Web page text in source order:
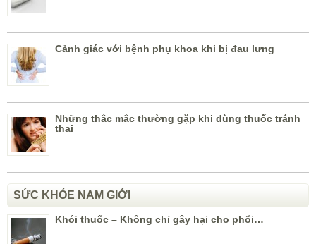
Cảnh giác với bệnh phụ khoa khi bị đau lưng
Những thắc mắc thường gặp khi dùng thuốc tránh
thai
SỨC KHỎE NAM GIỚI
Khói thuốc – Không chỉ gây hại cho phổi…